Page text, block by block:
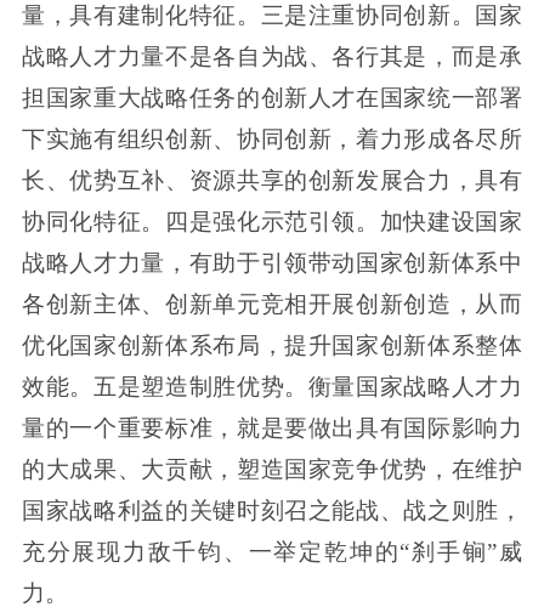
量，具有建制化特征。三是注重协同创新。国家
战略人才力量不是各自为战、各行其是，而是承
担国家重大战略任务的创新人才在国家统一部署
下实施有组织创新、协同创新，着力形成各尽所
长、优势互补、资源共享的创新发展合力，具有
协同化特征。四是强化示范引领。加快建设国家
战略人才力量，有助于引领带动国家创新体系中
各创新主体、创新单元竞相开展创新创造，从而
优化国家创新体系布局，提升国家创新体系整体
效能。五是塑造制胜优势。衡量国家战略人才力
量的一个重要标准，就是要做出具有国际影响力
的大成果、大贡献，塑造国家竞争优势，在维护
国家战略利益的关键时刻召之能战、战之则胜，
充分展现力敌千钧、一举定乾坤的“刹手锏”威
力。